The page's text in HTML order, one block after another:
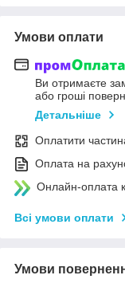
Умови оплати
Ви отримаєте
або гроші
Детальніше
Оплатити
Оплата на
Онлайн-оплата
Всі умови оплати
Умови